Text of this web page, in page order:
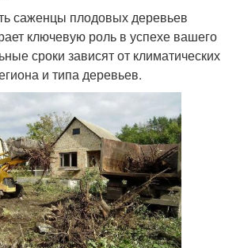
саженцы плодовых деревьев
ключевую роль в успехе вашего
сроки зависят от климатических
и типа деревьев.